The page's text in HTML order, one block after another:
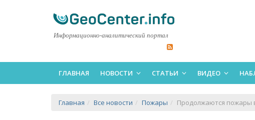
Информационно-аналитический портал
ГЛАВНАЯ НОВОСТИ СТАТЬИ ВИДЕО
Главная Все новости Пожары Продолжаются пожары